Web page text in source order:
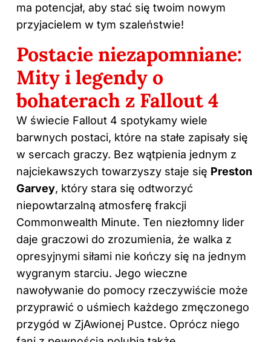
ma potencjał, aby stać się twoim nowym
przyjacielem w tym szaleństwie!
Postacie niezapomniane:
Mity i legendy o
bohaterach z Fallout 4
W świecie Fallout 4 spotykamy wiele
barwnych postaci, które na stałe zapisały się
w sercach graczy. Bez wątpienia jednym z
najciekawszych towarzyszy staje się Preston
Garvey, który stara się odtworzyć
niepowtarzalną atmosferę frakcji
Commonwealth Minute. Ten niezłomny lider
daje graczowi do zrozumienia, że walka z
opresyjnymi siłami nie kończy się na jednym
wygranym starciu. Jego wieczne
nawoływanie do pomocy rzeczywiście może
przyprawić o uśmiech każdego zmęczonego
przygód w ZjAwionej Pustce. Oprócz niego